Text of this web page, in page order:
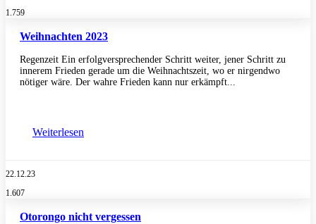
1.759
Weihnachten 2023
Regenzeit Ein erfolgversprechender Schritt weiter, jener Schritt zu
innerem Frieden gerade um die Weihnachtszeit, wo er nirgendwo
nötiger wäre. Der wahre Frieden kann nur erkämpft...
Weiterlesen
22.12.23
1.607
Otorongo nicht vergessen